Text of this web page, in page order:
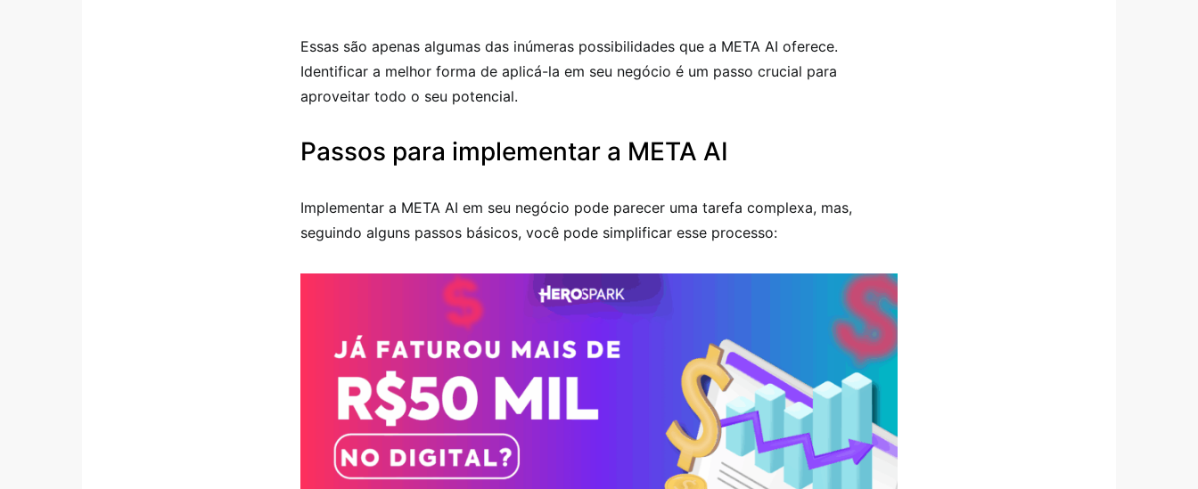
Essas são apenas algumas das inúmeras possibilidades que a META AI oferece.
Identificar a melhor forma de aplicá-la em seu negócio é um passo crucial para
aproveitar todo o seu potencial.
Passos para implementar a META AI
Implementar a META AI em seu negócio pode parecer uma tarefa complexa, mas,
seguindo alguns passos básicos, você pode simplificar esse processo: